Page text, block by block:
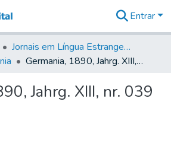
&
Coleções
Tudo na
Digital
Entrar
Jornais em Língua Estrangeira
Germania, 1890, Jahrg. XIII, nr. 039
Jahrg. XIII, nr. 039